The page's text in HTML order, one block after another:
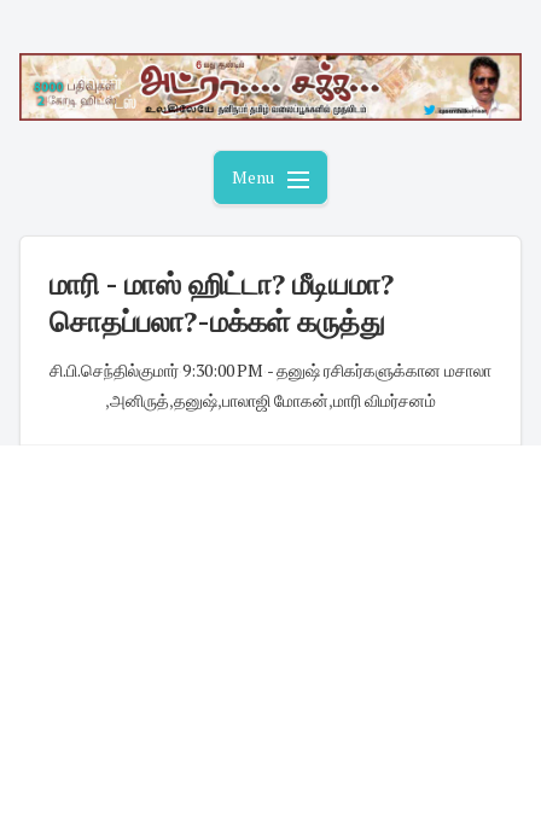
content
Menu
மாரி - மாஸ் ஹிட்டா? மீடியமா?
சொதப்பலா?-மக்கள் கருத்து
சி.பி.செந்தில்குமார்9:30:00 PM - தனுஷ் ரசிகர்களுக்கான மசாலா
,அனிருத்,தனுஷ்,பாலாஜி மோகன்,மாரி விமர்சனம்